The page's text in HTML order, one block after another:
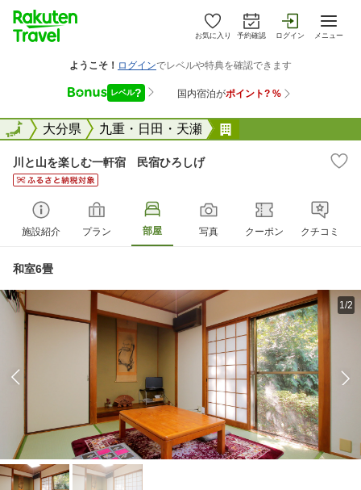
お気に入り 予約確認 ログイン メニュー
全国大分県 九重・日田・天瀬
全国
川と山を楽しむ一軒宿 民宿ひろしげ
施設紹介 プラン 部屋 写真 クーポン クチコミ
和室6畳
1/2